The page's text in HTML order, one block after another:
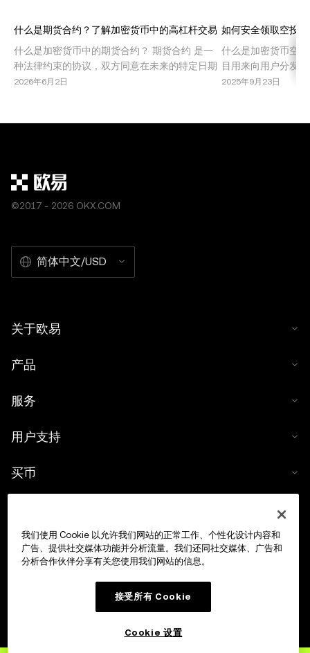
什么是期货合约？了解加密货币中的高杠杆交易
什么是加密货币中的期货合约？ 期货合约 是一
种法律约束的协议，双方同意在未来的特定日期
以预定价格买入或卖出某种资产。在加密货币市
格波动。这种交易机制因其高回报潜力，尤其是
2026年6月2日
如何安全领取空投
什么是加密货币空
目用来向用户分发
些活动旨在推广新
同时也伴随着风险
2025年9月23日
©2017 - 2026 OKX.COM
简体中文/USD
关于欧易
产品
服务
用户支持
买币
交易
我们使用 Cookie 以允许我们网站的正常工作、个性化设计内容和
广告、提供社交媒体功能并分析流量。我们还同社交媒体、广告和
分析合作伙伴分享有关您使用我们网站的信息。
接受所有 Cookie
Cookie 设置